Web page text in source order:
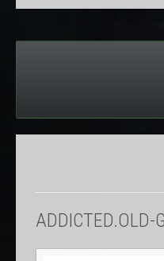
ADDICTED.OLD-